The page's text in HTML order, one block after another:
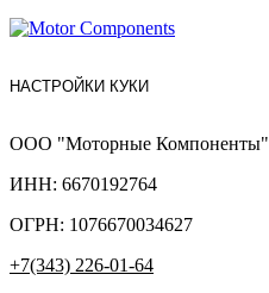
НАСТРОЙКИ КУКИ
ООО "Моторные Компоненты"
ИНН: 6670192764
ОГРН: 1076670034627
+7(343) 226-01-64